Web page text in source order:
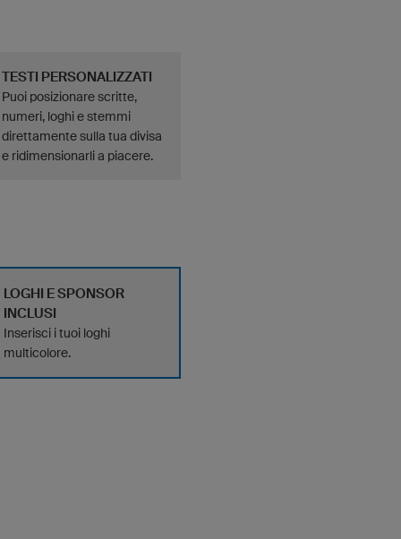
LOGHI E SPONSOR
INCLUSI
Inserisci i tuoi loghi
multicolore.
TESTI PERSONALIZZATI
Puoi posizionare scritte,
numeri, loghi e stemmi
direttamente sulla tua divisa
e ridimensionarli a piacere.